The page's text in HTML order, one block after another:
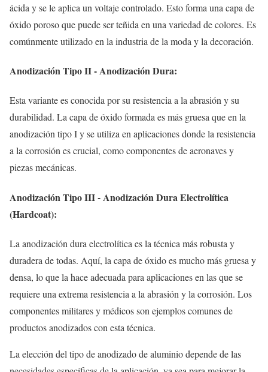
ácida y se le aplica un voltaje controlado. Esto forma una capa de
óxido poroso que puede ser teñida en una variedad de colores. Es
comúnmente utilizado en la industria de la moda y la decoración.
Anodización Tipo II - Anodización Dura:
Esta variante es conocida por su resistencia a la abrasión y su
durabilidad. La capa de óxido formada es más gruesa que en la
anodización tipo I y se utiliza en aplicaciones donde la resistencia
a la corrosión es crucial, como componentes de aeronaves y
piezas mecánicas.
Anodización Tipo III - Anodización Dura Electrolítica
(Hardcoat):
La anodización dura electrolítica es la técnica más robusta y
duradera de todas. Aquí, la capa de óxido es mucho más gruesa y
densa, lo que la hace adecuada para aplicaciones en las que se
requiere una extrema resistencia a la abrasión y la corrosión. Los
componentes militares y médicos son ejemplos comunes de
productos anodizados con esta técnica.
La elección del tipo de anodizado de aluminio depende de las